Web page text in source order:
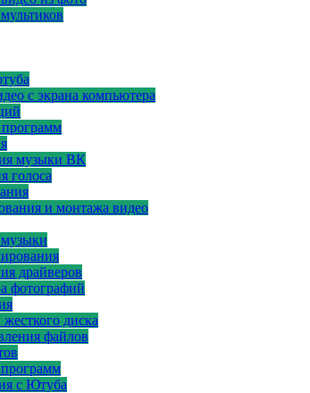
с экрана компьютера
музыки ВК
голоса
и монтажа видео
драйверов
фотографий
диска
файлов
с Ютуба